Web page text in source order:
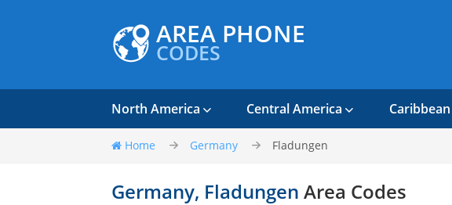
AREA PHONE
CODES
North America Central America Caribbean
Home Germany Fladungen
Germany, Fladungen Area Codes